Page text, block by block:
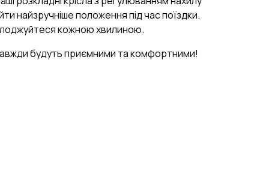
найзручніше положення під час поїздки.
кожною хвилиною.
будуть приємними та комфортними!